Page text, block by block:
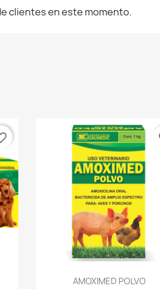
clientes en este momento.
Vista rápida
AMOXIMED POLVO